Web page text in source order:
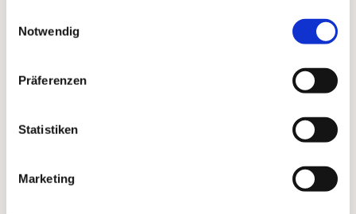
Notwendig
Präferenzen
Statistiken
Marketing